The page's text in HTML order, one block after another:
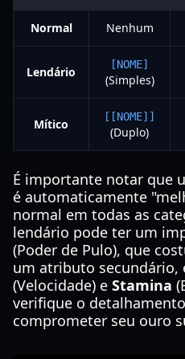
Normal Nenhum
Lendário [NOME]
(Simples)
Mítico [[NOME]]
(Duplo)
É importante notar que
é automaticamente
normal em todas as
lendário pode ter um
(Poder de Pulo), que
um atributo secundário,
(Velocidade) e Stamina
verifique o
comprometer seu ouro